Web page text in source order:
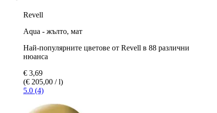
Revell
Aqua - жълто, мат
Най-популярните цветове от Revell в 88 различни
нюанса
€ 3,69
(€ 205,00 / l)
5.0 (4)